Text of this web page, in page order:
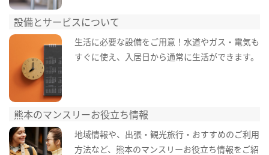
設備とサービスについて
生活に必要な設備をご用意！水道やガス・電気も
すぐに使え、入居日から通常に生活ができます。
熊本のマンスリーお役立ち情報
地域情報や、出張・観光旅行・おすすめのご利用
方法など、熊本のマンスリーお役立ち情報をご紹